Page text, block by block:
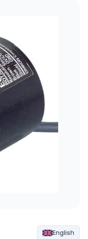
English